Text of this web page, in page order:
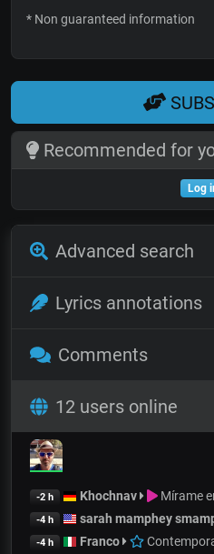
* Non guaranteed information
Recommended for
Log
Advanced search
Lyrics annotations
Comments
12 users online
-2 h Khochnav Mírame
-4 h sarah mamphey
-4 h Franco